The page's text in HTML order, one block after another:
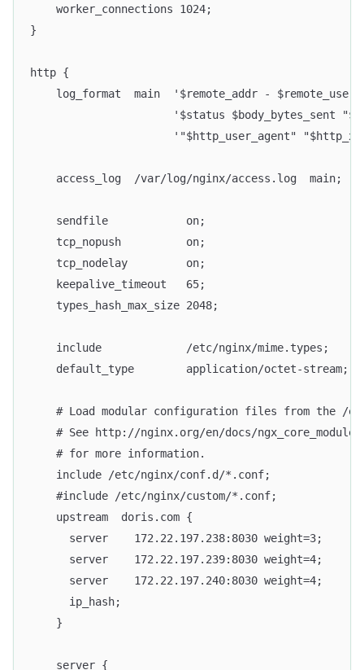
    worker_connections 1024;
}
http {
log_format  main  '$remote_addr - $remote_user
'$status $body_bytes_sent
'"$http_user_agent"
    access_log  /var/log/nginx/access.log  main;
    sendfile            on;
    tcp_nopush          on;
    tcp_nodelay         on;
    keepalive_timeout   65;
    types_hash_max_size 2048;
    include             /etc/nginx/mime.types;
    default_type        application/octet-stream;
# Load modular configuration files from the /
# See http://nginx.org/en/docs/
    # for more information.
    include /etc/nginx/conf.d/*.conf;
    #include /etc/nginx/custom/*.conf;
    upstream  doris.com {
      server    172.22.197.238:8030 weight=3;
      server    172.22.197.239:8030 weight=4;
      server    172.22.197.240:8030 weight=4;
      ip_hash;
    }
    server {